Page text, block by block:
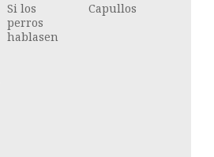
Si los
perros
hablasen
Capullos